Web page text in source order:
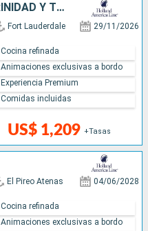
SAN MARTÍN, BARBADOS, TRINIDAD Y TOBAGO, SANTA LUCIA, ANTIGUA Y BARBUDA, ESTADOS UNIDOS
Fort Lauderdale 29/11/2026
US$ 1,209 +Tasas
Cocina refinada
Animaciones exclusivas a bordo
Experiencia Premium
Comidas incluidas
El Pireo Atenas 04/06/2028
Cocina refinada
Animaciones exclusivas a bordo